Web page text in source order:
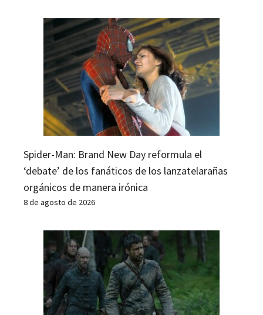
Spider-Man: Brand New Day reformula el
‘debate’ de los fanáticos de los lanzatelarañas
orgánicos de manera irónica
8 de agosto de 2026